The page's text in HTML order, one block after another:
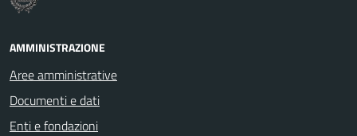
AMMINISTRAZIONE
Aree amministrative
Documenti e dati
Enti e fondazioni